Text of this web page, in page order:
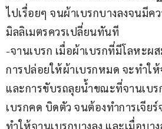
ไปเรื่อยๆ จนผ้าเบรกบางลงจนมีค
มิลลิเมตรควรเปลี่ยนทันที
-จานเบรก เมื่อผ้าเบรกที่มีโลหะผ
การปล่อยให้ผ้าเบรกหมด จะทำใ
และการขับรถลุยน้ำขณะที่จานเบ
เบรกคด บิดตัว จนต้องทำการเจียร์
ทำให้จานเบรกบางลง และเมื่อบา